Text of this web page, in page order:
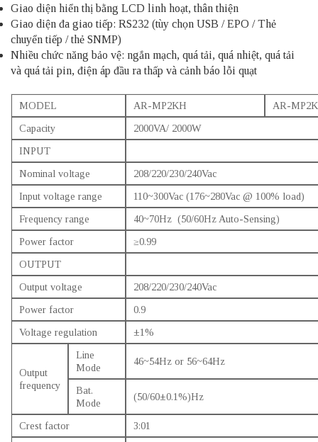
Giao diện hiển thị bằng LCD linh hoạt, thân thiện
Giao diện đa giao tiếp: RS232 (tùy chọn USB / EPO / Thẻ
chuyển tiếp / thẻ SNMP)
Nhiều chức năng bảo vệ: ngắn mạch, quá tải, quá nhiệt, quá tải
và quá tải pin, điện áp đầu ra thấp và cảnh báo lỗi quạt
MODEL AR-MP2KH
AR-
Capacity
2000VA/ 2000W
INPUT
Nominal voltage
208/220/230/240Vac
Input voltage range
110~300Vac (176~280Vac @ 100% load)
Frequency range
40~70Hz (50/60Hz Auto-Sensing)
Power factor
≥0.99
OUTPUT
Output voltage
208/220/230/240Vac
Power factor
0.9
Voltage regulation
±1%
Output
frequency
Line
Mode
46~54Hz or 56~64Hz
Bat.
Mode
(50/60±0.1%)Hz
Crest factor 3:01